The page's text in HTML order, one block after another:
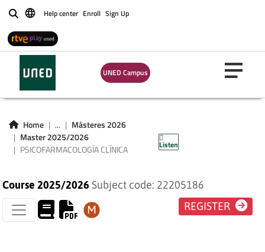
BuscarHelp center Enroll Sign Up
UNED Campus
Home ...
Másteres 2026
Master 2025/2026
PSICOFARMACOLOGÍA CLÍNICA
Listen
Course 2025/2026 Subject code: 22205186
REGISTER